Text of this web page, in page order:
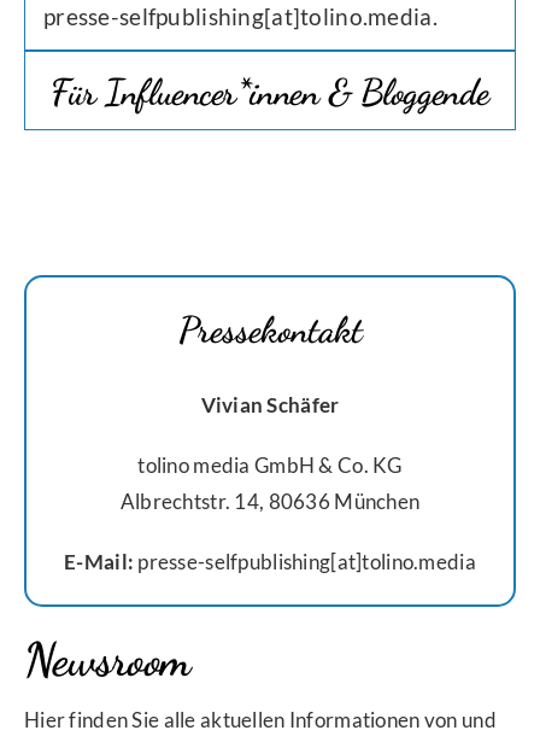
presse-selfpublishing[at]tolino.media.
Für Influencer*innen & Bloggende
Pressekontakt
Vivian Schäfer
tolino media GmbH & Co. KG
Albrechtstr. 14, 80636 München
E-Mail: presse-selfpublishing[at]tolino.media
Newsroom
Hier finden Sie alle aktuellen Informationen von und